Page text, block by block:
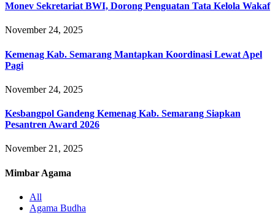
Monev Sekretariat BWI, Dorong Penguatan Tata Kelola Wakaf
November 24, 2025
Kemenag Kab. Semarang Mantapkan Koordinasi Lewat Apel
Pagi
November 24, 2025
Kesbangpol Gandeng Kemenag Kab. Semarang Siapkan
Pesantren Award 2026
November 21, 2025
Mimbar Agama
All
Agama Budha